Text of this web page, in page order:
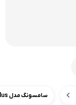
سامسونگ مدل Galaxy S9 Plus ظرفیت 128 گیگابایت